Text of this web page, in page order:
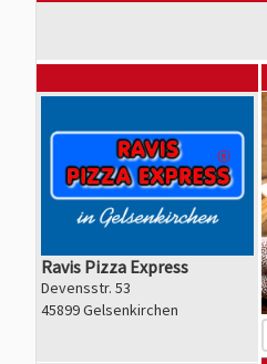
Ravis Pizza Express
Devensstr. 53
45899 Gelsenkirchen